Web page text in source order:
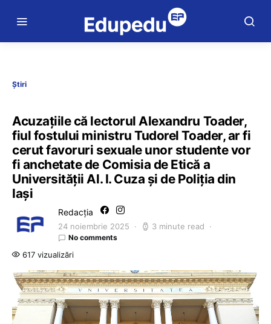
Știri
Acuzațiile că lectorul Alexandru Toader,
fiul fostului ministru Tudorel Toader, ar fi
cerut favoruri sexuale unor studente vor
fi anchetate de Comisia de Etică a
Universității Al. I. Cuza și de Poliția din
Iași
Redacția
24 noiembrie 2025 3 minute read
No comments
617 vizualizări